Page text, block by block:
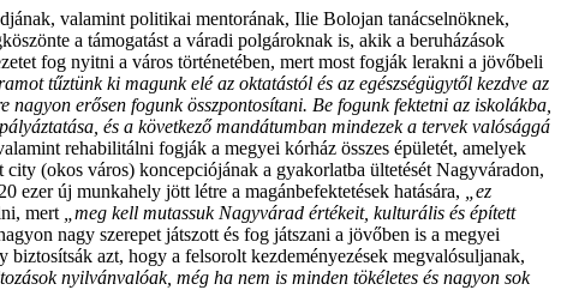
valamint politikai mentorának, Ilie Bolojan tanácselnöknek,
a támogatást a váradi polgároknak is, akik a beruházások
fog nyitni a város történetében, mert most fogják lerakni a jövőbeli
tűztünk ki magunk elé az oktatástól és az egészségügytől kezdve az
nagyon erősen fogunk összpontosítani. Be fogunk fektetni az iskolákba,
és a következő mandátumban mindezek a tervek valósággá
rehabilitálni fogják a megyei kórház összes épületét, amelyek
(okos város) koncepciójának a gyakorlatba ültetését Nagyváradon,
ezer új munkahely jött létre a magánbefektetések hatására,
„ez
mert
„meg kell mutassuk Nagyvárad értékeit, kulturális és épített
nagy szerepet játszott és fog játszani a jövőben is a megyei
azt, hogy a felsorolt kezdeményezések megvalósuljanak,
nyilvánvalóak, még ha nem is minden tökéletes és nagyon sok